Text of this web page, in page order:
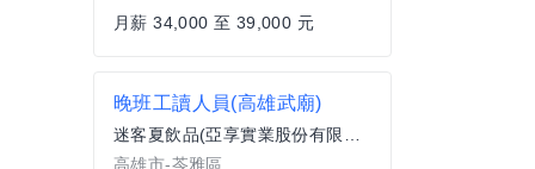
月薪 34,000 至 39,000 元
晚班工讀人員(高雄武廟)
迷客夏飲品(亞享實業股份有限公司)
高雄市-苓雅區